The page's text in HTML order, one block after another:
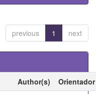
previous 1 next
Author(s)
Orientador